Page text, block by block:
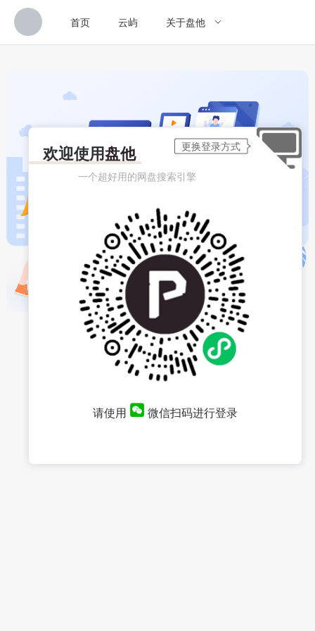
首页 云屿 关于盘他
欢迎使用盘他
一个超好用的网盘搜索引擎
请使用 微信扫码进行登录